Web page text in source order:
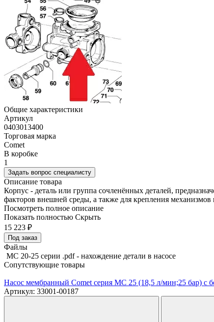
Общие характеристики
Артикул
0403013400
Торговая марка
Comet
В коробке
1
Задать вопрос специалисту
Описание товара
Корпус - деталь или группа сочленённых деталей,
факторов внешней среды, а также для крепления механизмов
Посмотреть полное описание
Показать полностью Скрыть
15 223 ₽
Под заказ
Файлы
MC 20-25 серии .pdf - нахождение детали в насосе
Сопутствующие товары
Насос мембранный Comet серия MC 25 (18,5 л/мин;25 бар) с
Артикул: 33001-00187